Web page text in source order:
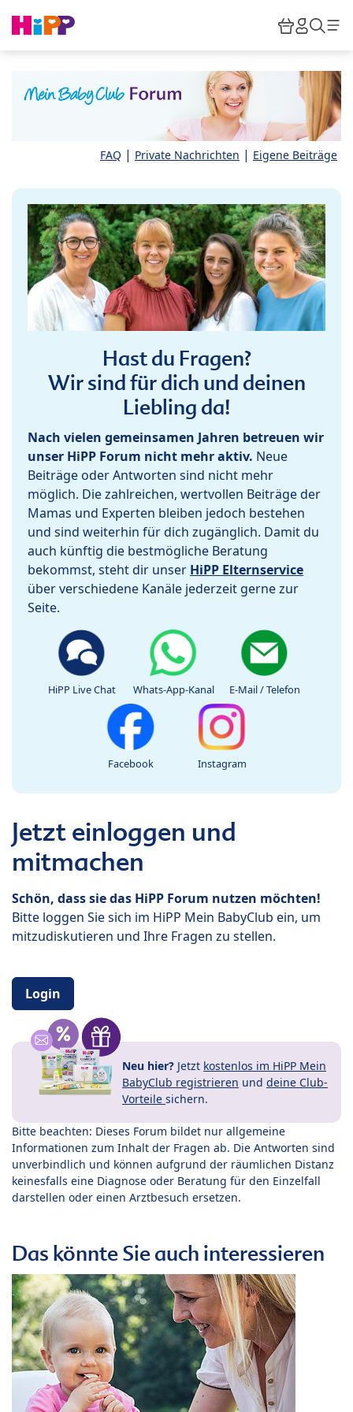
HiPP
FAQ | Private Nachrichten | Eigene Beiträge
Hast du Fragen?
Wir sind für dich und deinen
Liebling da!
Nach vielen gemeinsamen Jahren betreuen wir
unser HiPP Forum nicht mehr aktiv. Neue
Beiträge oder Antworten sind nicht mehr
möglich. Die zahlreichen, wertvollen Beiträge der
Mamas und Experten bleiben jedoch bestehen
und sind weiterhin für dich zugänglich. Damit du
auch künftig die bestmögliche Beratung
bekommst, steht dir unser HiPP Elternservice
über verschiedene Kanäle jederzeit gerne zur
Seite.
HiPP Live Chat Whats-App-Kanal E-Mail / Telefon
Facebook Instagram
Jetzt einloggen und
mitmachen
Schön, dass sie das HiPP Forum nutzen möchten!
Bitte loggen Sie sich im HiPP Mein BabyClub ein, um
mitzudiskutieren und Ihre Fragen zu stellen.
Login
Neu hier? Jetzt kostenlos im HiPP Mein
BabyClub registrieren und deine Club-
Vorteile sichern.
Bitte beachten: Dieses Forum bildet nur allgemeine
Informationen zum Inhalt der Fragen ab. Die Antworten sind
unverbindlich und können aufgrund der räumlichen Distanz
keinesfalls eine Diagnose oder Beratung für den Einzelfall
darstellen oder einen Arztbesuch ersetzen.
Das könnte Sie auch interessieren